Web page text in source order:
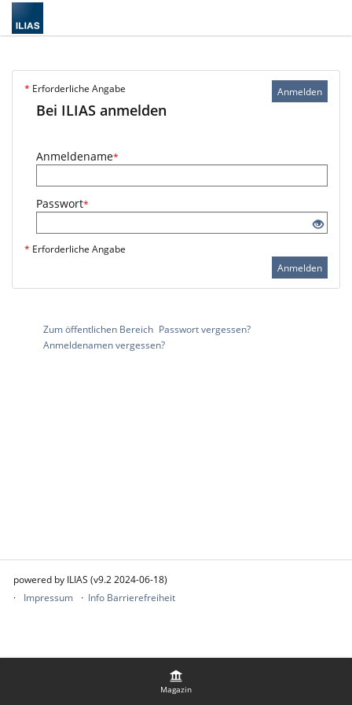
Magazin
Anmelden
* Erforderliche Angabe
Bei ILIAS anmelden
Anmeldename*
Passwort*
* Erforderliche Angabe
Anmelden
Zum öffentlichen Bereich Passwort vergessen?
Anmeldenamen vergessen?
powered by ILIAS (v9.2 2024-06-18)
Impressum
Info Barrierefreiheit